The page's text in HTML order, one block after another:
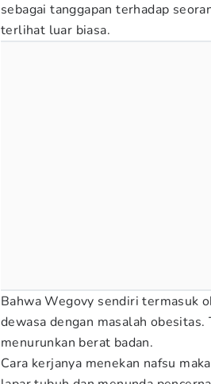
sebagai tanggapan terhadap
terlihat luar biasa.
Bahwa Wegovy sendiri termasuk
dewasa dengan masalah
menurunkan berat badan.
Cara kerjanya menekan nafsu